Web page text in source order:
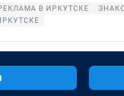
В ИРКУТСКЕ